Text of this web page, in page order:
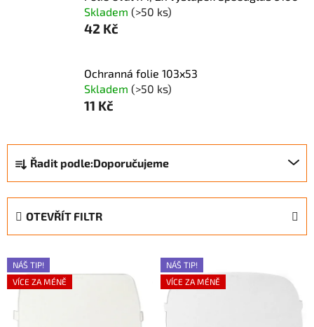
Skladem (>50 ks)
42 Kč
Ochranná folie 103x53
Skladem (>50 ks)
11 Kč
Ř
a
z
p
r
d
Řadit podle:Doporučujeme
OTEVŘÍT FILTR
V
ý
p
NÁŠ TIP!
VÍCE ZA MÉNĚ
NÁŠ TIP!
VÍCE ZA MÉNĚ